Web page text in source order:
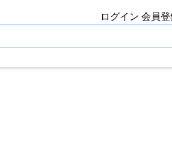
ログイン 会員登